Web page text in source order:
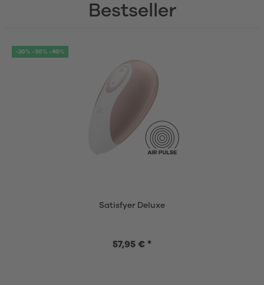
Bestseller
-20% -30% -40%
Satisfyer Deluxe
57,95 € *